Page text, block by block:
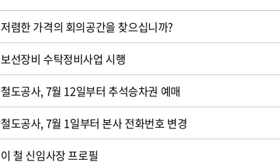
저렴한 가격의 회의공간을 찾으십니까?
보선장비 수탁정비사업 시행
철도공사, 7월 12일부터 추석승차권 예매
철도공사, 7월 1일부터 본사 전화번호 변경
이 철 신임사장 프로필